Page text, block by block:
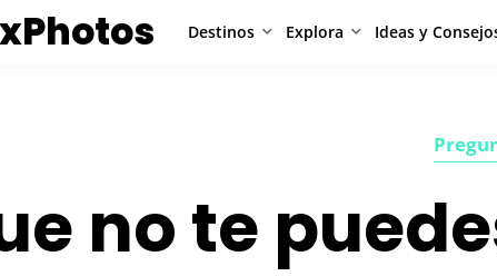
Destinos Explora Ideas y
no te